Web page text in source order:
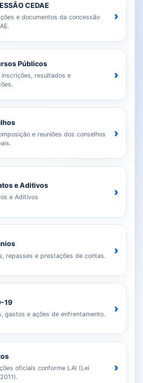
CEDAE
e documentos da concessão
›
Públicos
inscrições, resultados e
›
e reuniões dos conselhos
›
e Aditivos
e Aditivos ›
repasses e prestações de contas. ›
19
gastos e ações de enfrentamento. ›
oficiais conforme LAI (Lei
›